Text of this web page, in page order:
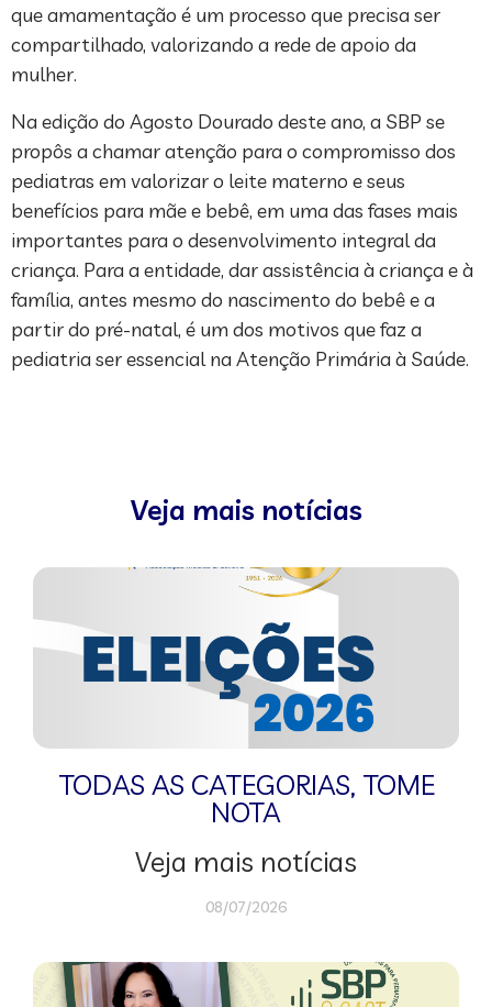
que amamentação é um processo que precisa ser
compartilhado, valorizando a rede de apoio da
mulher.
Na edição do Agosto Dourado deste ano, a SBP se
propôs a chamar atenção para o compromisso dos
pediatras em valorizar o leite materno e seus
benefícios para mãe e bebê, em uma das fases mais
importantes para o desenvolvimento integral da
criança. Para a entidade, dar assistência à criança e à
família, antes mesmo do nascimento do bebê e a
partir do pré-natal, é um dos motivos que faz a
pediatria ser essencial na Atenção Primária à Saúde.
Veja mais notícias
TODAS AS CATEGORIAS, TOME
NOTA
Veja mais notícias
08/07/2026